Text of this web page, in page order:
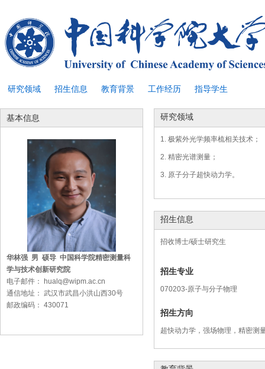
研究领域 招生信息 教育背景 工作经历 指导学生
基本信息
华林强 男 硕导 中国科学院精密测量科
学与技术创新研究院
电子邮件： hualq@wipm.ac.cn
通信地址： 武汉市武昌小洪山西30号
邮政编码： 430071
研究领域
1. 极紫外光学频率梳相关技术；
2. 精密光谱测量；
3. 原子分子超快动力学。
招生信息
招收博士/硕士研究生
招生专业
070203-原子与分子物理
招生方向
超快动力学，强场物理，精密测